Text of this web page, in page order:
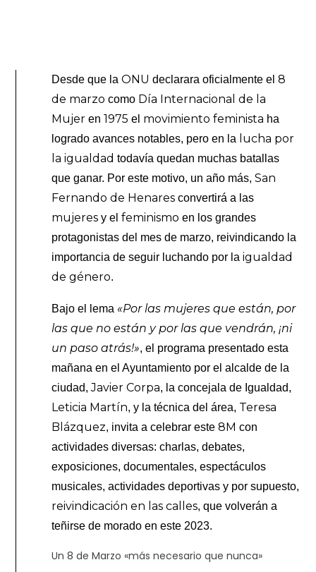
Desde que laONU declarara oficialmente el8
de marzo como Día Internacional de la
Mujer en1975 el movimiento feminista ha
logrado avances notables, pero en la
lucha por
la igualdad todavía quedan muchas batallas
que ganar. Por este motivo, un año más,San
Fernando de Henares convertirá a las
mujeres y elfeminismoen los grandes
protagonistas del mes de marzo, reivindicando la
importancia de seguir luchando por laigualdad
de género.
Bajo el lema «Por las mujeres que están, por
las que no están y por las que vendrán, ¡ni
un paso atrás!», el programa presentado esta
mañana en el Ayuntamiento por el alcalde de la
ciudad,Javier Corpa, la concejala de Igualdad,
Leticia Martín, y la técnica del área, Teresa
Blázquez, invita a celebrar este 8M con
actividades diversas: charlas, debates,
exposiciones, documentales, espectáculos
musicales, actividades deportivas y por supuesto,
reivindicación en las calles, que volverán a
teñirse de morado en este 2023.
Un 8 de Marzo «más necesario que nunca»